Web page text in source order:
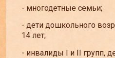
- многодетные семьи;
- дети дошкольного
14 лет;
- инвалиды I и II групп,